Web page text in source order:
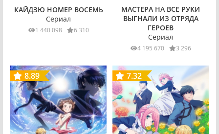
КАЙДЗЮ НОМЕР ВОСЕМЬ
Сериал
1 440 098 6 310
МАСТЕРА НА ВСЕ РУКИ
ВЫГНАЛИ ИЗ ОТРЯДА
ГЕРОЕВ
Сериал
4 195 670 3 296
8.89 7.32